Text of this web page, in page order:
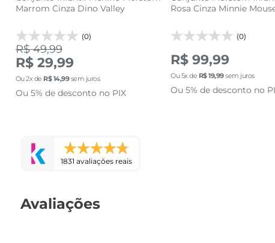
Marrom Cinza Dino Valley
(0)
R$ 49,99
R$ 29,99
Ou2x de R$14,99sem juros
Ou 5% de desconto no PIX
Rosa Cinza Minnie
(0)
R$ 99,99
Ou5x de R$19,99sem juros
Ou 5% de desconto no
1831 avaliações reais
Avaliações